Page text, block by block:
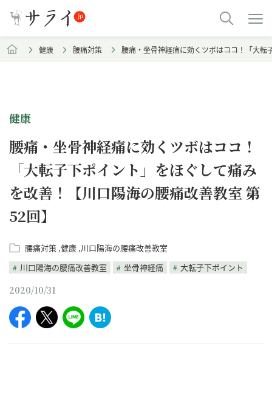
健康 腰痛対策 腰痛・坐骨神経痛に効くツボはココ！「大
健康
腰痛・坐骨神経痛に効くツボはココ！
「大転子下ポイント」をほぐして痛み
を改善！【川口陽海の腰痛改善教室 第
52回】
腰痛対策 健康 川口陽海の腰痛改善教室
川口陽海の腰痛改善教室
坐骨神経痛 大転子下ポイント
2020/10/31